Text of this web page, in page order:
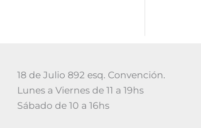
18 de Julio 892 esq. Convención.
Lunes a Viernes de 11 a 19hs
Sábado de 10 a 16hs